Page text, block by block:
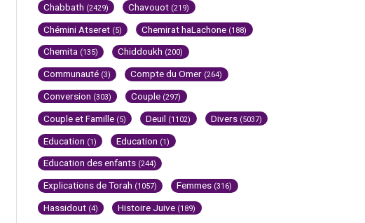
Chabbath (2429) Chavouot (219)
Chémini Atseret (5) Chemirat haLachone (188)
Chemita (135) Chiddoukh (200)
Communauté (3) Compte du Omer (264)
Conversion (303) Couple (297)
Couple et Famille (5) Deuil (1102) Divers (5037)
Education (1) Education (1)
Education des enfants (244)
Explications de Torah (1057) Femmes (316)
Hassidout (4) Histoire Juive (189)